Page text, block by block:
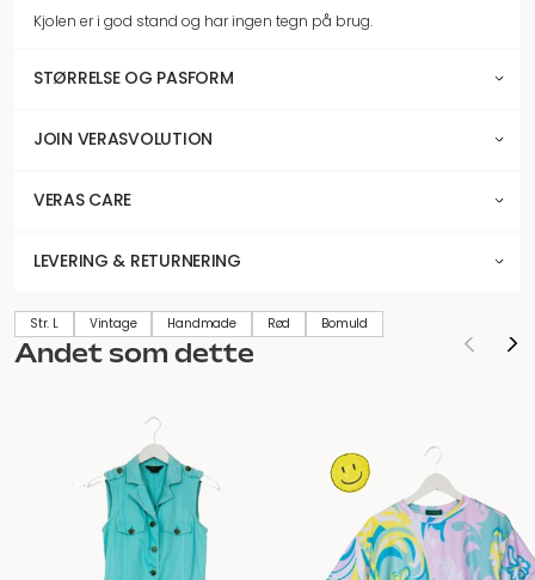
Kjolen er i god stand og har ingen tegn på brug.
STØRRELSE OG PASFORM
JOIN VERASVOLUTION
VERAS CARE
LEVERING & RETURNERING
Str. L Vintage Handmade Rød Bomuld
Andet som dette